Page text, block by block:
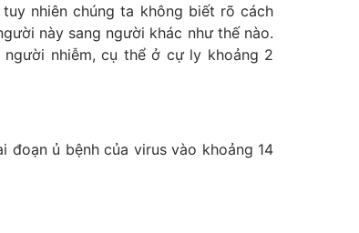
nhiên chúng ta không biết rõ cách
này sang người khác như thế nào.
nhiễm, cụ thể ở cự ly khoảng 2
đoạn ủ bệnh của virus vào khoảng 14